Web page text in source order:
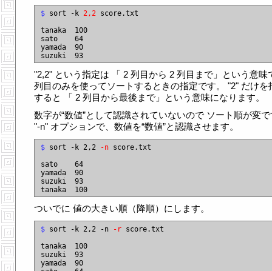
$ sort -k 2,2 score.txt
tanaka  100
sato    64
yamada  90
"2,2" という指定は 「 2 列目から 2 列目まで」という意味
列目のみを使ってソートするときの指定です。 "2" だけを
すると 「 2 列目から最後まで」という意味になります。
数字が“数値”として認識されていないので ソート順が変
"-n" オプションで、数値を“数値”と認識させます。
$ sort -k 2,2 -n score.txt
sato    64
yamada  90
suzuki  93
ついでに 値の大きい順（降順）にします。
$ sort -k 2,2 -n -r score.txt
tanaka  100
suzuki  93
yamada  90